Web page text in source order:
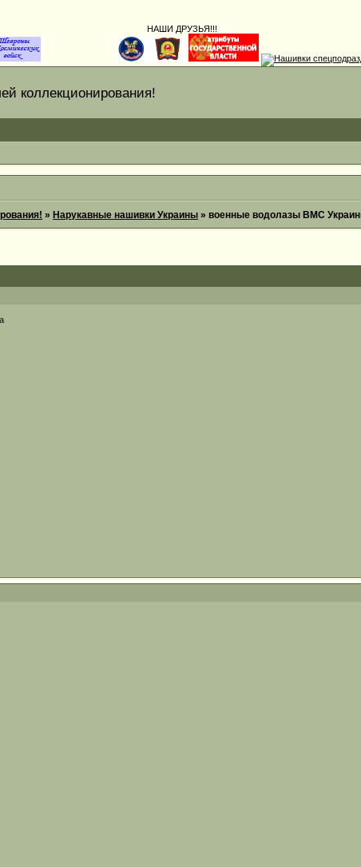
НАШИ ДРУЗЬЯ!!!
»Нарукавные нашивки Украины »военные водолазы ВМС